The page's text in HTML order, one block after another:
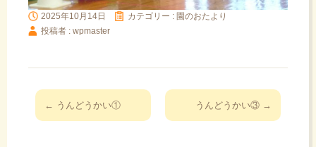
2025年10月14日 カテゴリー : 園のおたより
投稿者 : wpmaster
投
稿
← うんどうかい① うんどうかい③ →